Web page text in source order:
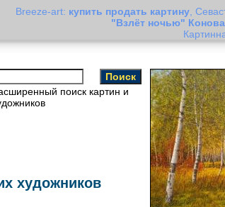
Breeze-art: купить продать картину ,
"Взлёт ночью"
поиск картин и
художников